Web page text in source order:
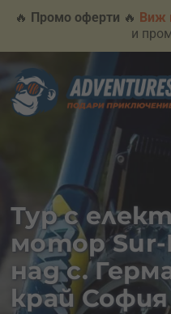
🔥 Промо оферти 🔥 Виж
и
Тур с
мотор Sur-
над с.
край София